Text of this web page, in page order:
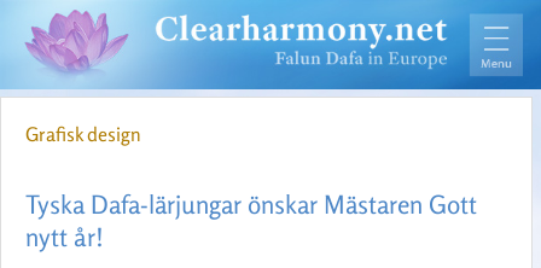
Grafisk design
Tyska Dafa-lärjungar önskar Mästaren Gott
nytt år!